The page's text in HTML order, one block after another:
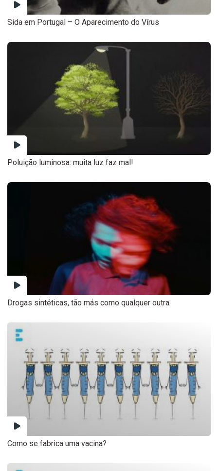
Sida em Portugal – O Aparecimento do Vírus
Poluição luminosa: muita luz faz mal!
Drogas sintéticas, tão más como qualquer outra
Como se fabrica uma vacina?